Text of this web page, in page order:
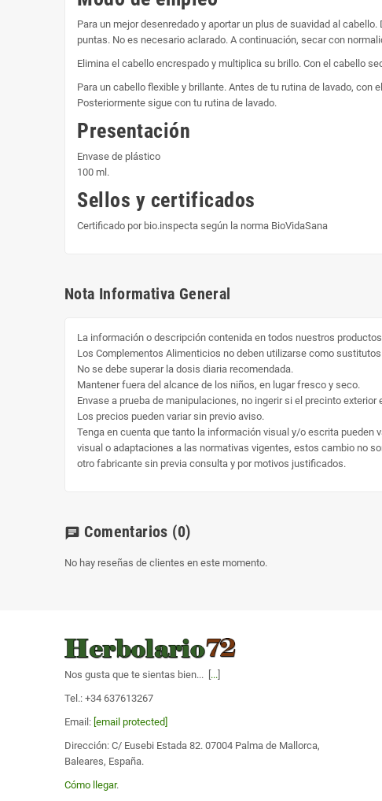
Para un mejor desenredado y aportar un plus de suavidad al
puntas. No es necesario aclarado. A continuación, secar con
Elimina el cabello encrespado y multiplica su brillo. Con el cabello
Para un cabello flexible y brillante. Antes de tu rutina de lavado,
Posteriormente sigue con tu rutina de lavado.
Presentación
Envase de plástico
100 ml.
Sellos y certificados
Certificado por bio.inspecta según la norma BioVidaSana
Nota Informativa General
La información o descripción contenida en todos nuestros
Los Complementos Alimenticios no deben utilizarse como
No se debe superar la dosis diaria recomendada.
Mantener fuera del alcance de los niños, en lugar fresco y seco.
Envase a prueba de manipulaciones, no ingerir si el precinto exterior
Los precios pueden variar sin previo aviso.
Tenga en cuenta que tanto la información visual y/o escrita
visual o adaptaciones a las normativas vigentes, estos cambio no
otro fabricante sin previa consulta y por motivos justificados.
chat Comentarios (0)
No hay reseñas de clientes en este momento.
Nos gusta que te sientas bien... [ ...
Tel.: +34 637613267
Email: [email protected]
Dirección: C/ Eusebi Estada 82. 07004 Palma de Mallorca,
Baleares, España.
Cómo llegar.